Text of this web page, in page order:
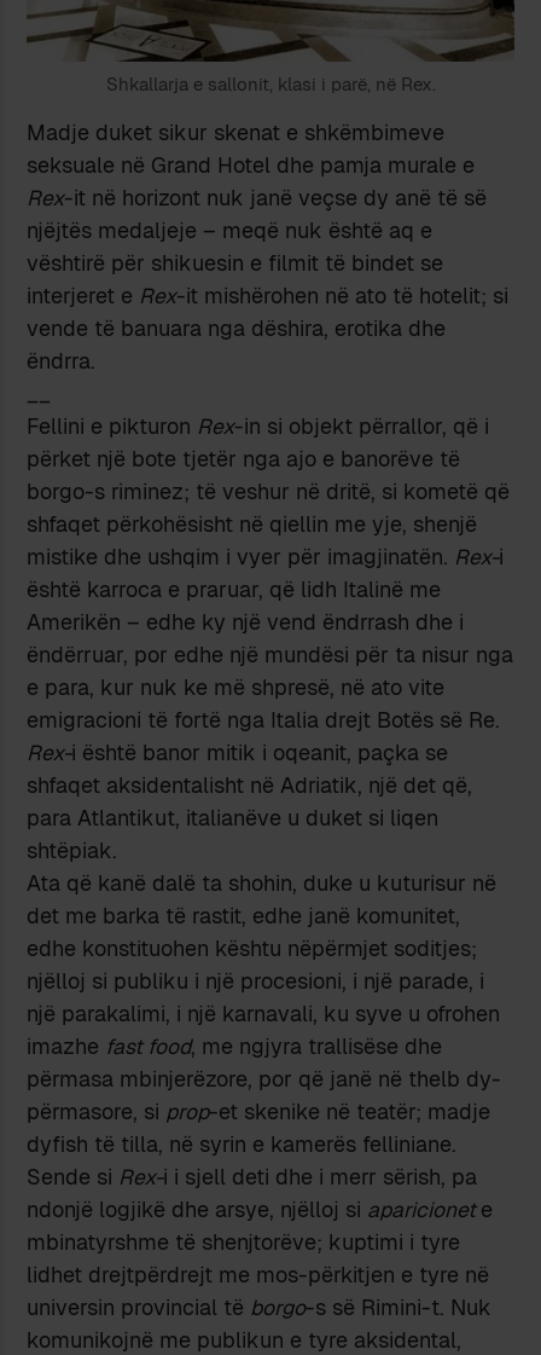
Shkallarja e sallonit, klasi i parë, në Rex.
Madje duket sikur skenat e shkëmbimeve
seksuale në Grand Hotel dhe pamja murale e
Rex-it në horizont nuk janë veçse dy anë të së
njëjtës medaljeje – meqë nuk është aq e
vështirë për shikuesin e filmit të bindet se
interjeret e Rex-it mishërohen në ato të hotelit; si
vende të banuara nga dëshira, erotika dhe
ëndrra.
Fellini e pikturon Rex-in si objekt përrallor, që i
përket një bote tjetër nga ajo e banorëve të
borgo-s riminez; të veshur në dritë, si kometë që
shfaqet përkohësisht në qiellin me yje, shenjë
mistike dhe ushqim i vyer për imagjinatën. Rex-i
është karroca e praruar, që lidh Italinë me
Amerikën – edhe ky një vend ëndrrash dhe i
ëndërruar, por edhe një mundësi për ta nisur nga
e para, kur nuk ke më shpresë, në ato vite
emigracioni të fortë nga Italia drejt Botës së Re.
Rex-i është banor mitik i oqeanit, paçka se
shfaqet aksidentalisht në Adriatik, një det që,
para Atlantikut, italianëve u duket si liqen
shtëpiak.
Ata që kanë dalë ta shohin, duke u kuturisur në
det me barka të rastit, edhe janë komunitet,
edhe konstituohen kështu nëpërmjet soditjes;
njëlloj si publiku i një procesioni, i një parade, i
një parakalimi, i një karnavali, ku syve u ofrohen
imazhe fast food, me ngjyra trallisëse dhe
përmasa mbinjerëzore, por që janë në thelb dy-
përmasore, si prop-et skenike në teatër; madje
dyfish të tilla, në syrin e kamerës felliniane.
Sende si Rex-i i sjell deti dhe i merr sërish, pa
ndonjë logjikë dhe arsye, njëlloj si aparicionete
mbinatyrshme të shenjtorëve; kuptimi i tyre
lidhet drejtpërdrejt me mos-përkitjen e tyre në
universin provincial të borgo­-s së Rimini-t. Nuk
komunikojnë me publikun e tyre aksidental,